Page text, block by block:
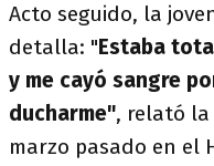
Acto seguido, la
detalla: "Estaba
y me cayó sangre
ducharme", relató
marzo pasado en el